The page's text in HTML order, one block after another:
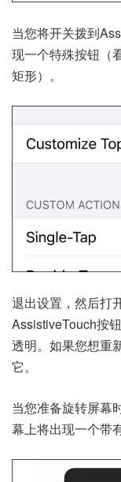
当您将开关拨到
现一个特殊按钮（
矩形）。
退出设置，然后打
AssistiveTouch按
透明。如果您想重
它。
当您准备旋转屏幕
幕上将出现一个带